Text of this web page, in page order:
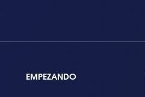
EMPEZANDO